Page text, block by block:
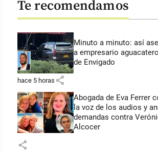
Te recomendamos
Minuto a minuto: así
a empresario
de Envigado
hace 5 horas share
Abogada de Eva Ferrer
la voz de los audios y
demandas contra
Alcocer
share